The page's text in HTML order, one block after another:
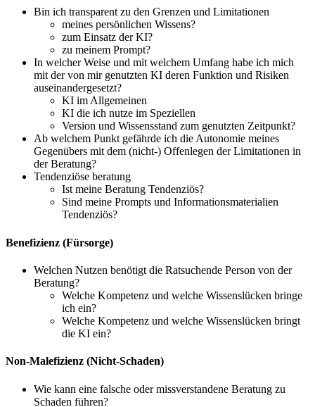
Bin ich transparent zu den Grenzen und Limitationen
meines persönlichen Wissens?
zum Einsatz der KI?
zu meinem Prompt?
In welcher Weise und mit welchem Umfang habe ich mich
mit der von mir genutzten KI deren Funktion und Risiken
auseinandergesetzt?
KI im Allgemeinen
KI die ich nutze im Speziellen
Version und Wissensstand zum genutzten Zeitpunkt?
Ab welchem Punkt gefährde ich die Autonomie meines
Gegenübers mit dem (nicht-) Offenlegen der Limitationen in
der Beratung?
Tendenziöse beratung
Ist meine Beratung Tendenziös?
Sind meine Prompts und Informationsmaterialien
Tendenziös?
Benefizienz (Fürsorge)
Welchen Nutzen benötigt die Ratsuchende Person von der
Beratung?
Welche Kompetenz und welche Wissenslücken bringe
ich ein?
Welche Kompetenz und welche Wissenslücken bringt
die KI ein?
Non-Malefizienz (Nicht-Schaden)
Wie kann eine falsche oder missverstandene Beratung zu
Schaden führen?